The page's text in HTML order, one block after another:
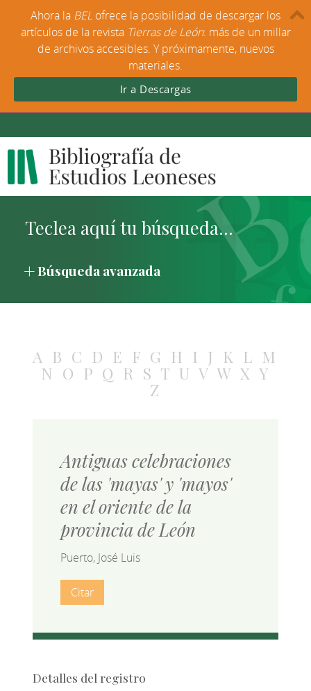
Búsqueda avanzada
A B C D E F G H I J K L M
N O P Q R S T U V W X Y
Z
Antiguas celebraciones
de las 'mayas' y 'mayos'
en el oriente de la
provincia de León
Puerto, José Luis
Citar
Detalles del registro
Ahora la BEL ofrece la posibilidad de descargar los
artículos de la revista Tierras de León: más de un millar
de archivos accesibles. Y próximamente, nuevos
materiales.
Ir a Descargas